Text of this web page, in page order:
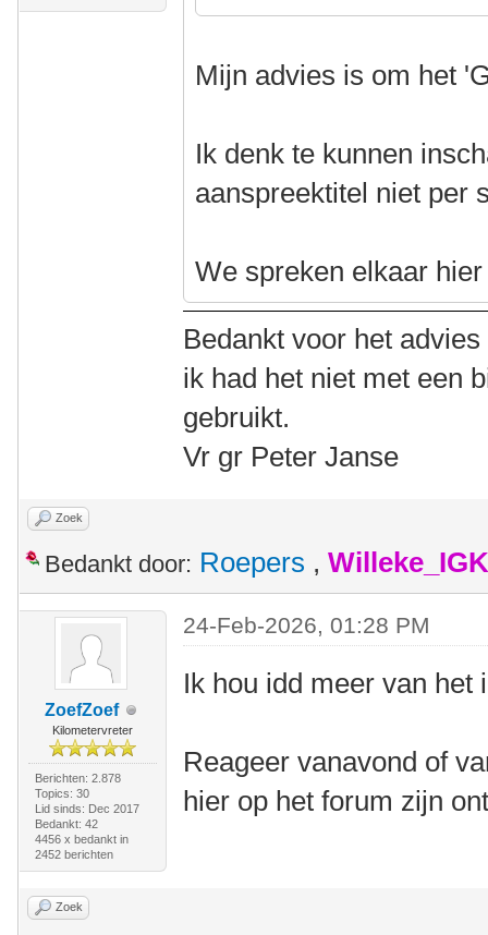
Mijn advies is om het
Ik denk te kunnen
aanspreektitel niet per
We spreken elkaar
Bedankt voor het
ik had het niet met een
gebruikt.
Vr gr Peter Janse
Zoek
Bedankt door: Roepers ,
ZoefZoef
Kilometervreter
Berichten: 2.878
Topics: 30
Lid sinds: Dec 2017
Bedankt: 42
4456 x bedankt in
2452 berichten
24-Feb-2026, 01:28 PM
Ik hou idd meer van
Reageer vanavond of
hier op het forum zijn
Zoek